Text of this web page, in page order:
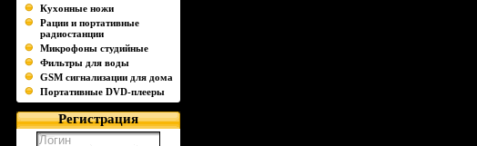
Кухонные ножи
Рации и портативные
радиостанции
Микрофоны студийные
Фильтры для воды
GSM сигнализации для дома
Портативные DVD-плееры
Регистрация